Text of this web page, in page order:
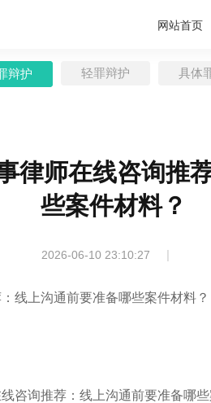
网站首页
辩护 轻罪辩护 具体
律师在线咨询推
些案件材料？
2026-06-10 23:10:27 |
线上沟通前要准备哪些案件材料？
咨询推荐：线上沟通前要准备哪